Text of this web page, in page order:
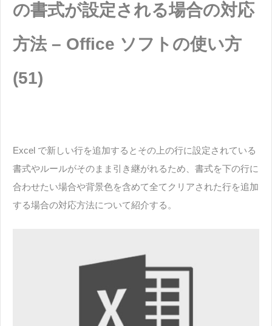
の書式が設定される場合の対応
方法 – Office ソフトの使い方
(51)
Excel で新しい行を追加するとその上の行に設定されている
書式やルールがそのまま引き継がれるため、書式を下の行に
合わせたい場合や背景色を含めて全てクリアされた行を追加
する場合の対応方法について紹介する。